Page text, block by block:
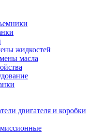
жидкостей
масла
двигателя и коробки